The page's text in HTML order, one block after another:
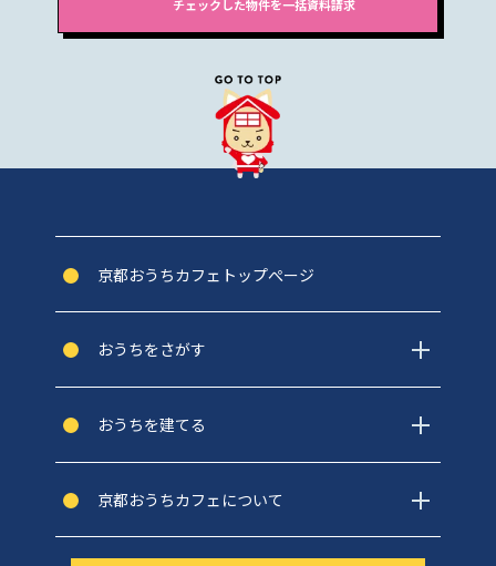
京都おうちカフェトップぺージ
おうちをさがす
おうちを建てる
京都おうちカフェについて